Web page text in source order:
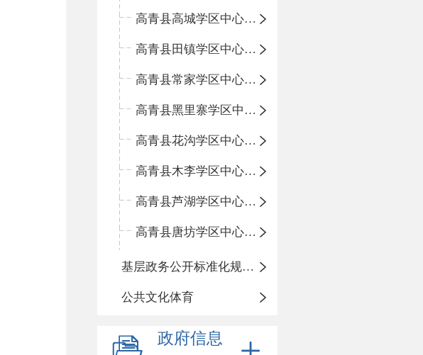
高青县高城学区中心小学
高青县田镇学区中心小学
高青县常家学区中心小学
高青县黑里寨学区中心小学
高青县花沟学区中心小学
高青县木李学区中心小学
高青县芦湖学区中心小学
高青县唐坊学区中心小学
基层政务公开标准化规范化
公共文化体育
政府信息